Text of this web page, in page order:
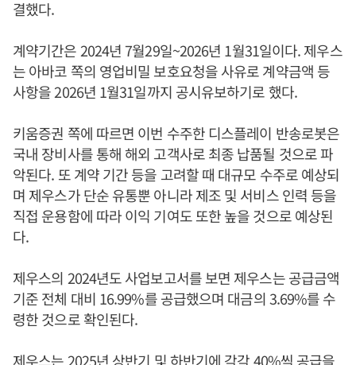
결했다.
계약기간은 2024년 7월29일~2026년 1월31일이다. 제우스
는 아바코 쪽의 영업비밀 보호요청을 사유로 계약금액 등
사항을 2026년 1월31일까지 공시유보하기로 했다.
키움증권 쪽에 따르면 이번 수주한 디스플레이 반송로봇은
국내 장비사를 통해 해외 고객사로 최종 납품될 것으로 파
악된다. 또 계약 기간 등을 고려할 때 대규모 수주로 예상되
며 제우스가 단순 유통뿐 아니라 제조 및 서비스 인력 등을
직접 운용함에 따라 이익 기여도 또한 높을 것으로 예상된
다.
제우스의 2024년도 사업보고서를 보면 제우스는 공급금액
기준 전체 대비 16.99%를 공급했으며 대금의 3.69%를 수
령한 것으로 확인된다.
제우스는 2025년 상반기 및 하반기에 각각 40%씩 공급을